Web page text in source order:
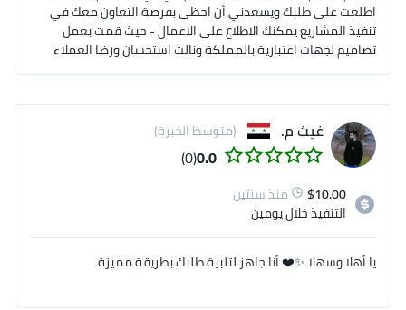
اطلعت على طلبك ويسعدني أن احظى بفرصة التعاون معك في
تنفيذ المشاريع يمكنك الاطلاع على الاعمال - حيث قمت بعمل
تصاميم لجهات اعتبارية بالمملكة ونالت استحسان ورضا العملاء
غيث م. (متوسط الخبرة)
0.0
(0)
$10.00
منذ سنتين
التنفيذخلال يومين
يا أهلا وسهلا ✨❤️ أنا جاهز لتلبية طلبك بطريقة مميزة